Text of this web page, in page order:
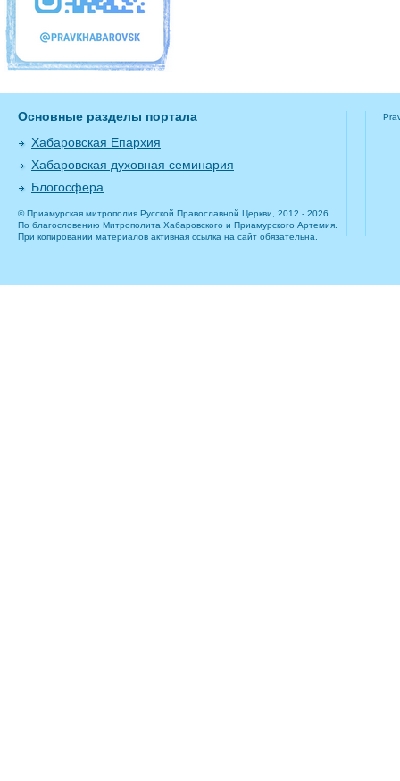
Основные разделы портала
Хабаровская Епархия
Хабаровская духовная семинария
Блогосфера
© Приамурская митрополия Русской Православной Церкви, 2012 - 2026
По благословению Митрополита Хабаровского и Приамурского Артемия.
При копировании материалов активная ссылка на сайт обязательна.